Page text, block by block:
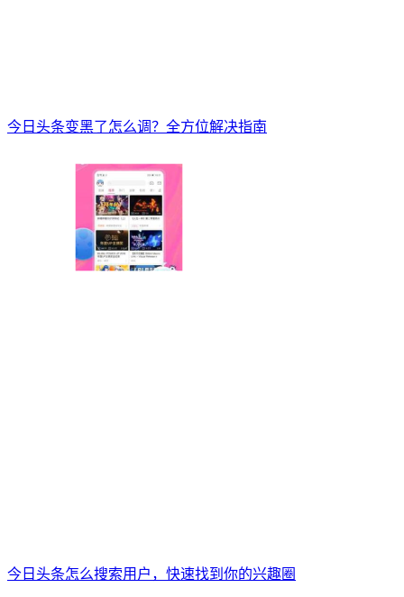
今日头条变黑了怎么调？全方位解决指南
今日头条怎么搜索用户，快速找到你的兴趣圈